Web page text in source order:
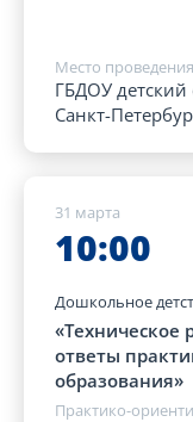
Место проведения
ГБДОУ
Санкт-
31 марта
10:00
Дошкольное
«Техническое
ответы
образования»
Практико-